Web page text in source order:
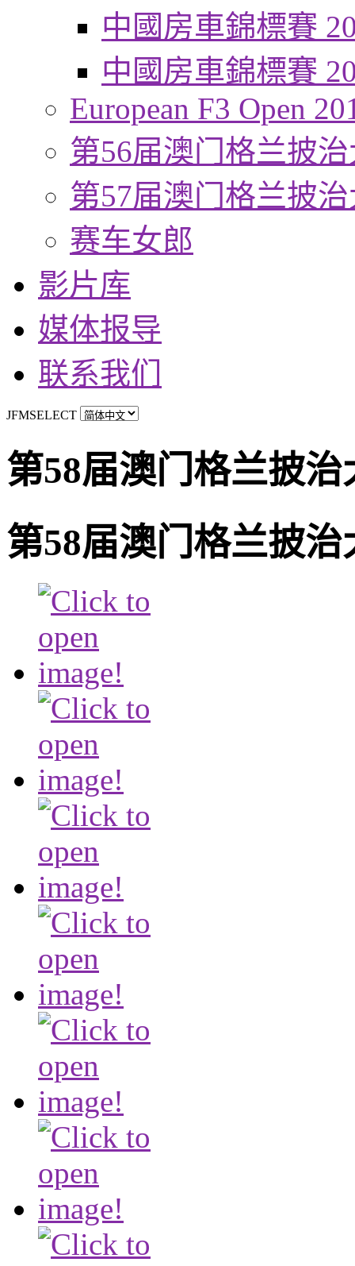
中國房車錦標賽
中國房車錦標賽
European F3 Open
第56届澳门格兰披
第57届澳门格兰披
赛车女郎
影片库
媒体报导
联系我们
JFMSELECT
第58届澳门格兰披治
第58届澳门格兰披治